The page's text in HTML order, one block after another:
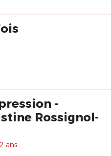
-
Rossignol-
ans.